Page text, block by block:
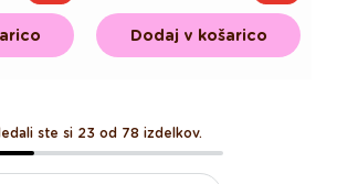
Dodaj v košarico
ste si 23 od 78 izdelkov.